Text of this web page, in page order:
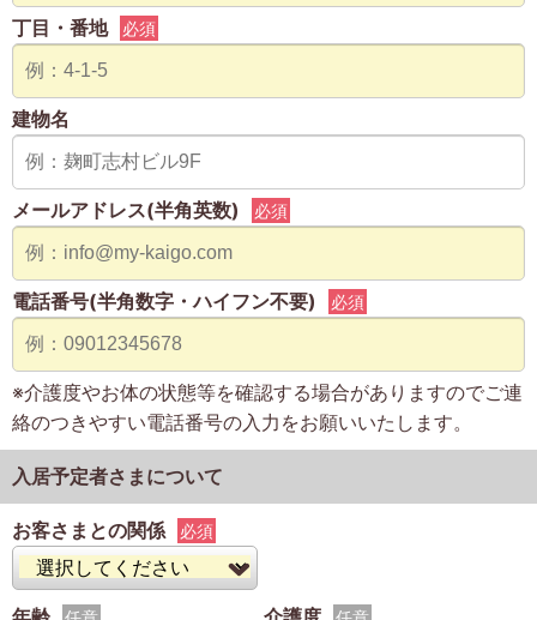
丁目・番地 必須
建物名
メールアドレス(半角英数) 必須
電話番号(半角数字・ハイフン不要) 必須
※介護度やお体の状態等を確認する場合がありますのでご連
絡のつきやすい電話番号の入力をお願いいたします。
入居予定者さまについて
お客さまとの関係 必須